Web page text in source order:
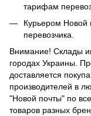
тарифам
Курьером Новой
перевозчика.
Внимание! Склады
городах Украины.
доставляется
производителей в
"Новой почты" по
товаров разных